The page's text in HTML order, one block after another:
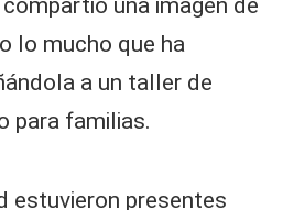
lo mucho que ha
a un taller de
para familias.
estuvieron presentes